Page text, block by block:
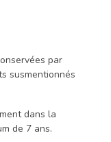
par
susmentionnés
dans la
de 7 ans.